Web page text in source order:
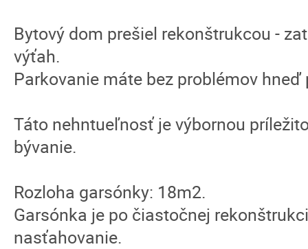
Bytový dom prešiel rekonštrukcou -
výťah.
Parkovanie máte bez problémov
Táto nehntueľnosť je výbornou
bývanie.
Rozloha garsónky: 18m2.
Garsónka je po čiastočnej
nasťahovanie.